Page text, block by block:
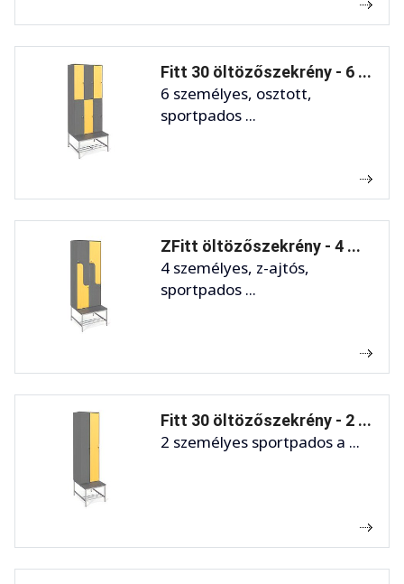
Fitt 30 öltözőszekrény - 6 ...
6 személyes, osztott,
sportpados ...
ZFitt öltözőszekrény - 4 ...
4 személyes, z-ajtós,
sportpados ...
Fitt 30 öltözőszekrény - 2 ...
2 személyes sportpados a ...